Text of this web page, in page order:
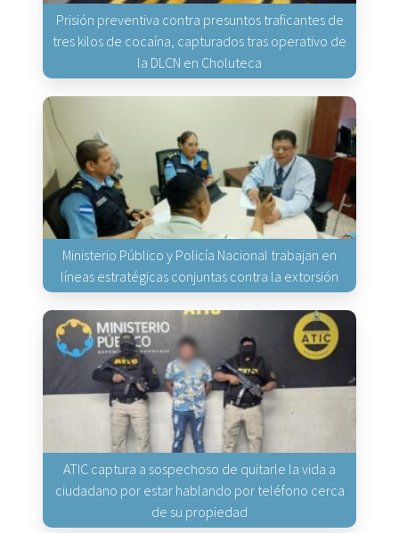
Prisión preventiva contra presuntos traficantes de
tres kilos de cocaína, capturados tras operativo de
la DLCN en Choluteca
Ministerio Público y Policía Nacional trabajan en
líneas estratégicas conjuntas contra la extorsión
ATIC captura a sospechoso de quitarle la vida a
ciudadano por estar hablando por teléfono cerca
de su propiedad